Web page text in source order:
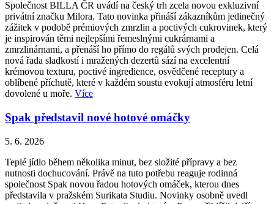
Společnost BILLA ČR uvádí na český trh zcela novou exkluzivní
privátní značku Milora. Tato novinka přináší zákazníkům jedinečný
zážitek v podobě prémiových zmrzlin a poctivých cukrovinek, který
je inspirován těmi nejlepšími řemeslnými cukrárnami a
zmrzlinárnami, a přenáší ho přímo do regálů svých prodejen. Celá
nová řada sladkostí i mražených dezertů sází na excelentní
krémovou texturu, poctivé ingredience, osvědčené receptury a
oblíbené příchutě, které v každém soustu evokují atmosféru letní
dovolené u moře. Více
Spak představil nové hotové omáčky
5. 6. 2026
Teplé jídlo během několika minut, bez složité přípravy a bez
nutnosti dochucování. Právě na tuto potřebu reaguje rodinná
společnost Spak novou řadou hotových omáček, kterou dnes
představila v pražském Surikata Studiu. Novinky osobně uvedl